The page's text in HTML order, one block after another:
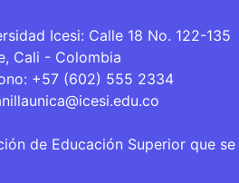
Icesi: Calle 18 No. 122-135
Cali - Colombia
+57 (602) 555 2334
de Educación Superior que